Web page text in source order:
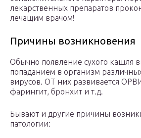
лекарственных препаратов
лечащим врачом!
Причины возникновения
Обычно появление сухого кашля
попаданием в организм
вирусов. ОТ них развивается
фарингит, бронхит и т.д.
Бывают и другие причины
патологии: